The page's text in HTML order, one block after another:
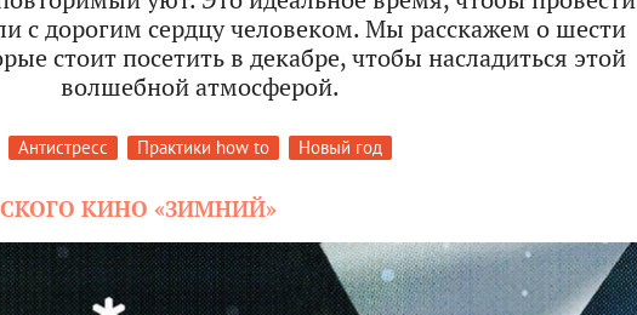
с дорогим сердцу человеком. Мы расскажем о шести
стоит посетить в декабре, чтобы насладиться этой
волшебной атмосферой.
Антистресс Практики how to Новый год
КИНО «ЗИМНИЙ»